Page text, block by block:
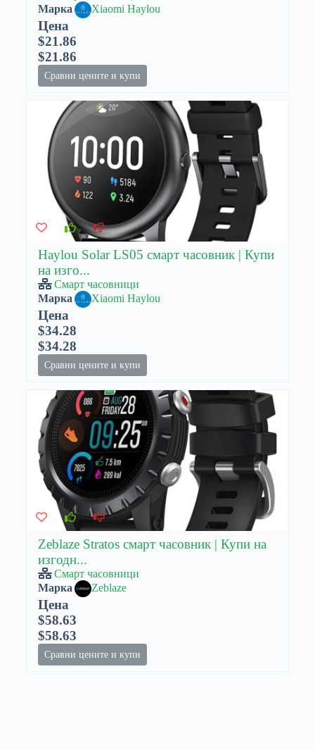
Марка
Xiaomi Haylou
Цена
$21.86
$21.86
Сравни цените и купи
Haylou Solar LS05 смарт часовник | Купи
на изго...
Смарт часовници
Марка
Xiaomi Haylou
Цена
$34.28
$34.28
Сравни цените и купи
Zeblaze Stratos смарт часовник | Купи на
изгодн...
Смарт часовници
Марка
Zeblaze
Цена
$58.63
$58.63
Сравни цените и купи